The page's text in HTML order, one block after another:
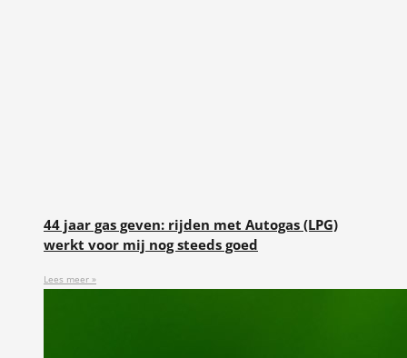
44 jaar gas geven: rijden met Autogas (LPG)
werkt voor mij nog steeds goed
Lees meer »